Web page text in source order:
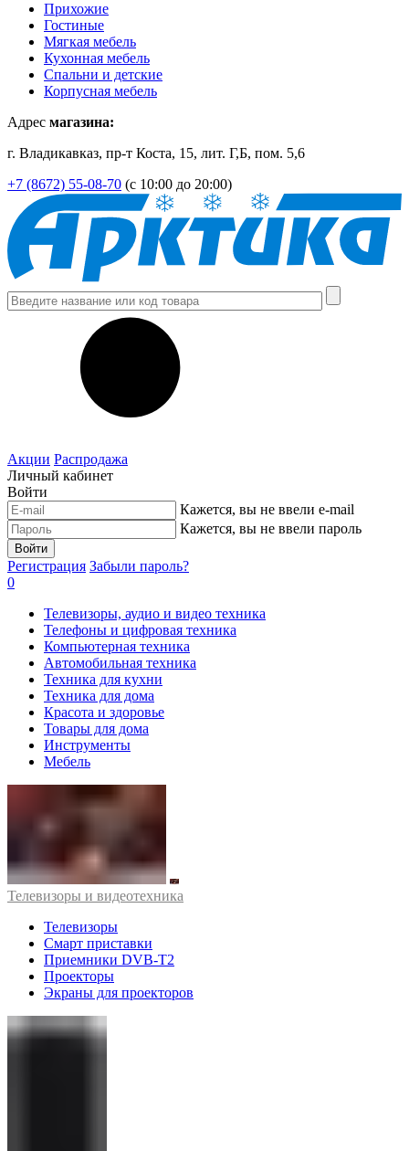
Прихожие
Гостиные
Мягкая мебель
Кухонная мебель
Спальни и детские
Корпусная мебель
Адрес магазина:
г. Владикавказ, пр-т Коста, 15, лит. Г,Б, пом. 5,6
+7 (8672) 55-08-70 (с 10:00 до 20:00)
Акции Распродажа
Личный кабинет
Войти
Кажется, вы не ввели e-mail
Кажется, вы не ввели пароль
Войти
Регистрация Забыли пароль?
0
Телевизоры, аудио и видео техника
Телефоны и цифровая техника
Компьютерная техника
Автомобильная техника
Техника для кухни
Техника для дома
Красота и здоровье
Товары для дома
Инструменты
Мебель
Телевизоры и видеотехника
Телевизоры
Смарт приставки
Приемники DVB-T2
Проекторы
Экраны для проекторов